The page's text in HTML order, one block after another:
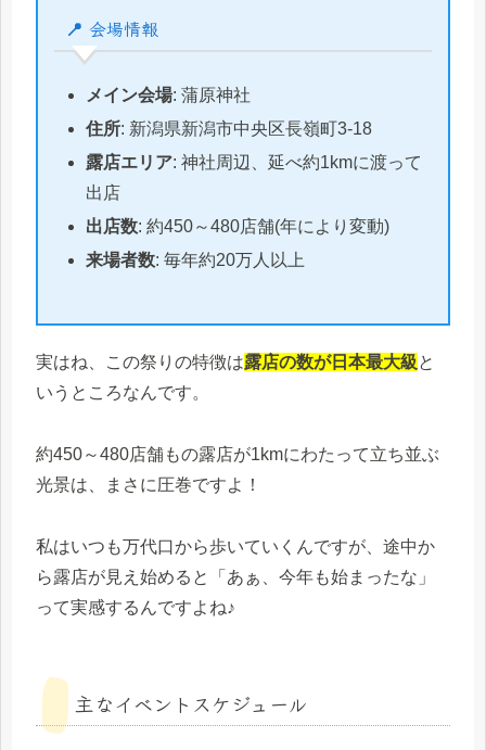
📍 会場情報
メイン会場: 蒲原神社
住所: 新潟県新潟市中央区長嶺町3-18
露店エリア: 神社周辺、延べ約1kmに渡って
出店
出店数: 約450～480店舗(年により変動)
来場者数: 毎年約20万人以上
実はね、この祭りの特徴は露店の数が日本最大級と
いうところなんです。
約450～480店舗もの露店が1kmにわたって立ち並ぶ
光景は、まさに圧巻ですよ！
私はいつも万代口から歩いていくんですが、途中か
ら露店が見え始めると「あぁ、今年も始まったな」
って実感するんですよね♪
主なイベントスケジュール